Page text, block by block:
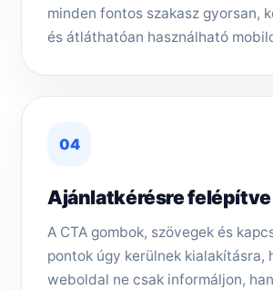
minden fontos szakasz gyorsan,
és átláthatóan használható
04
Ajánlatkérésre felépítve
A CTA gombok, szövegek és
pontok úgy kerülnek kialakításra,
weboldal ne csak informáljon,